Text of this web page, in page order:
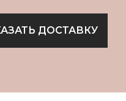
ДОСТАВКУ